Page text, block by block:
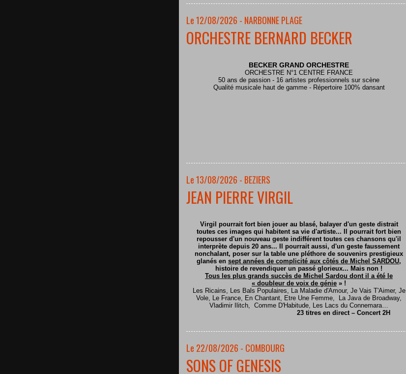
Le 12/08/2026 - NARBONNE PLAGE
ORCHESTRE BERNARD BECKER
BECKER GRAND ORCHESTRE
ORCHESTRE N°1 CENTRE FRANCE
50 ans de passion - 16 artistes professionnels sur scène
Qualité musicale haut de gamme - Répertoire 100% dansant
Le 13/08/2026 - BEZIERS
JEAN PIERRE VIRGIL
Virgil pourrait fort bien jouer au blasé, balayer d'un geste distrait
toutes ces images qui habitent sa vie d'artiste... Il pourrait fort bien
repousser d'un nouveau geste indifférent toutes ces chansons qu'il
interprète depuis 20 ans... Il pourrait aussi, d'un geste faussement
nonchalant, poser sur la table une pléthore de souvenirs prestigieux
glanés en sept années de complicité aux côtés de Michel SARDOU,
histoire de revendiquer un passé glorieux... Mais non !
Tous les plus grands succès de Michel Sardou dont il a été le
« doubleur de voix de génie » !
Les Ricains, Les Bals Populaires, La Maladie d'Amour, Je Vais T'Aimer, Je
Vole, Le France, En Chantant, Etre Une Femme, La Java de Broadway,
Vladimir Ilitch, Comme D'Habitude, Les Lacs du Connemara…
23 titres en direct – Concert 2H
Le 22/08/2026 - COMBOURG
SONS OF GENESIS